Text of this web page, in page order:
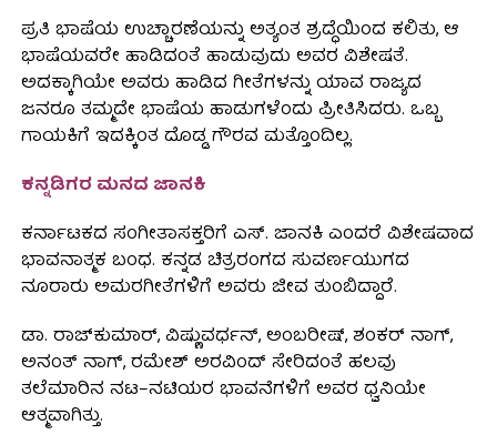
ಪ್ರತಿ ಭಾಷೆಯ ಉಚ್ಚಾರಣೆಯನ್ನು ಅತ್ಯಂತ ಶ್ರದ್ಧೆಯಿಂದ ಕಲಿತು, ಆ
ಭಾಷೆಯವರೇ ಹಾಡಿದಂತೆ ಹಾಡುವುದು ಅವರ ವಿಶೇಷತೆ.
ಅದಕ್ಕಾಗಿಯೇ ಅವರು ಹಾಡಿದ ಗೀತೆಗಳನ್ನು ಯಾವ ರಾಜ್ಯದ
ಜನರೂ ತಮ್ಮದೇ ಭಾಷೆಯ ಹಾಡುಗಳೆಂದು ಪ್ರೀತಿಸಿದರು. ಒಬ್ಬ
ಗಾಯಕಿಗೆ ಇದಕ್ಕಿಂತ ದೊಡ್ಡ ಗೌರವ ಮತ್ತೊಂದಿಲ್ಲ.
ಕನ್ನಡಿಗರ ಮನದ ಜಾನಕಿ
ಕರ್ನಾಟಕದ ಸಂಗೀತಾಸಕ್ತರಿಗೆ ಎಸ್. ಜಾನಕಿ ಎಂದರೆ ವಿಶೇಷವಾದ
ಭಾವನಾತ್ಮಕ ಬಂಧ. ಕನ್ನಡ ಚಿತ್ರರಂಗದ ಸುವರ್ಣಯುಗದ
ನೂರಾರು ಅಮರಗೀತೆಗಳಿಗೆ ಅವರು ಜೀವ ತುಂಬಿದ್ದಾರೆ.
ಡಾ. ರಾಜ್‌ಕುಮಾರ್, ವಿಷ್ಣುವರ್ಧನ್, ಅಂಬರೀಷ್, ಶಂಕರ್ ನಾಗ್,
ಅನಂತ್ ನಾಗ್, ರಮೇಶ್ ಅರವಿಂದ್ ಸೇರಿದಂತೆ ಹಲವು
ತಲೆಮಾರಿನ ನಟ–ನಟಿಯರ ಭಾವನೆಗಳಿಗೆ ಅವರ ಧ್ವನಿಯೇ
ಆತ್ಮವಾಗಿತ್ತು.